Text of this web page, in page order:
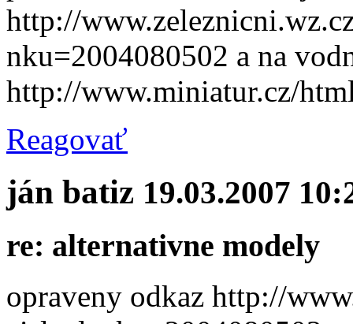
http://
nku=2004080502 a na
http://www.miniatur.cz/
Reagovať
ján batiz 19.03.2007
re: alternativne modely
opraveny odkaz http://